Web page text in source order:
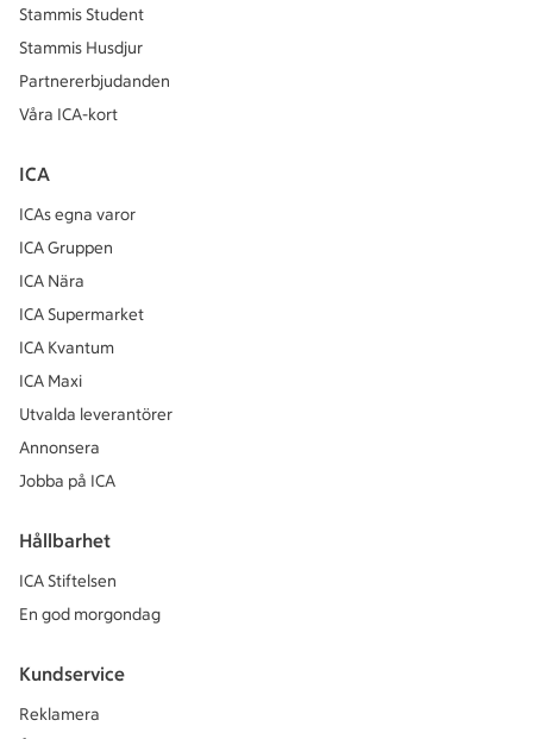
Stammis Student
Stammis Husdjur
Partnererbjudanden
Våra ICA-kort
ICA
ICAs egna varor
ICA Gruppen
ICA Nära
ICA Supermarket
ICA Kvantum
ICA Maxi
Utvalda leverantörer
Annonsera
Jobba på ICA
Hållbarhet
ICA Stiftelsen
En god morgondag
Kundservice
Reklamera